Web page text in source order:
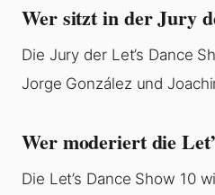
Wer sitzt in der Jury
Die Jury der Let’s Dance
Jorge González und
Wer moderiert die
Die Let’s Dance Show 10